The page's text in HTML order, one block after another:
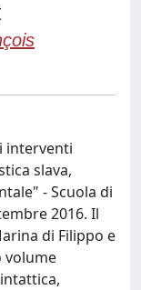
interventi
slava,
- Scuola di
2016. Il
di Filippo e
volume